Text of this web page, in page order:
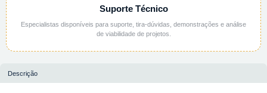
Suporte Técnico
Especialistas disponíveis para suporte, tira-dúvidas, demonstrações e análise
de viabilidade de projetos.
Descrição